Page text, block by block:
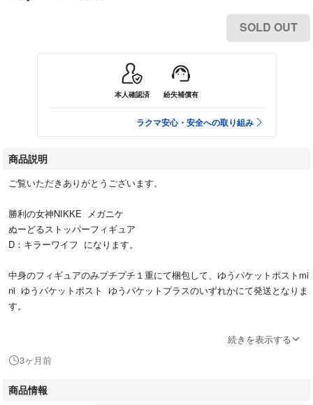
SOLD OUT
本人確認済 紛失補償有
ラクマ安心・安全への取り組み
商品説明
ご覧いただきありがとうございます。
勝利の女神NIKKE メガニケ
ぬーどるストッパーフィギュア
D：キラーワイフ になります。
中身のフィギュアのみプチプチ１重にて梱包して、ゆうパケットポストmi
ni ゆうパケットポスト ゆうパケットプラスのいずれかにて発送となりま
す。
プライズ品になります。初期の傷等気にされる方はご遠慮ください。
新品未使用ですが、一度人の手に渡ったものです。
神経質な方、完璧を求める方はご遠慮ください。
続きを表示する
3ヶ月前
商品情報